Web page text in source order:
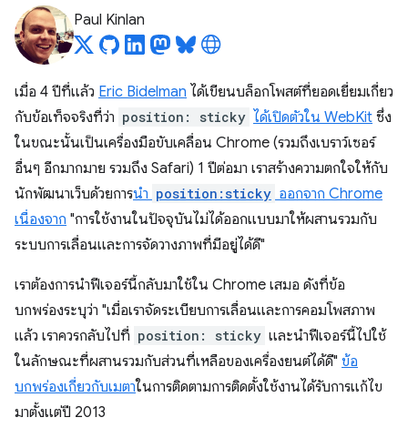
Paul Kinlan
เมื่อ 4 ปีที่แล้ว Eric Bidelman ได้เขียนบล็อกโพสต์ที่ยอดเยี่ยมเกี่ยว
กับข้อเท็จจริงที่ว่า position: sticky ได้เปิดตัวใน WebKit ซึ่ง
ในขณะนั้นเป็นเครื่องมือขับเคลื่อน Chrome (รวมถึงเบราว์เซอร์
อื่นๆ อีกมากมาย รวมถึง Safari) 1 ปีต่อมา เราสร้างความตกใจให้กับ
นักพัฒนาเว็บด้วยการนำ position:sticky ออกจาก Chrome
เนื่องจาก "การใช้งานในปัจจุบันไม่ได้ออกแบบมาให้ผสานรวมกับ
ระบบการเลื่อนและการจัดวางภาพที่มีอยู่ได้ดี"
เราต้องการนำฟีเจอร์นี้กลับมาใช้ใน Chrome เสมอ ดังที่ข้อ
บกพร่องระบุว่า "เมื่อเราจัดระเบียบการเลื่อนและการคอมโพสภาพ
แล้ว เราควรกลับไปที่ position: sticky และนำฟีเจอร์นี้ไปใช้
ในลักษณะที่ผสานรวมกับส่วนที่เหลือของเครื่องยนต์ได้ดี" ข้อ
บกพร่องเกี่ยวกับเมตาในการติดตามการติดตั้งใช้งานได้รับการแก้ไข
มาตั้งแต่ปี 2013